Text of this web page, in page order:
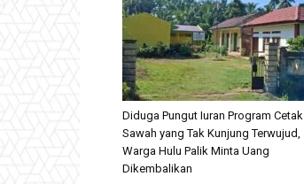
Diduga Pungut Iuran Program Cetak
Sawah yang Tak Kunjung Terwujud,
Warga Hulu Palik Minta Uang
Dikembalikan